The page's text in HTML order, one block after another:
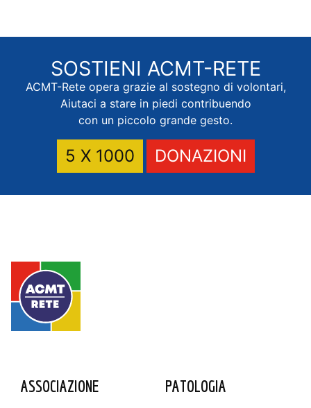
SOSTIENI ACMT-RETE
ACMT-Rete opera grazie al sostegno di volontari,
Aiutaci a stare in piedi contribuendo
con un piccolo grande gesto.
5 X 1000 DONAZIONI
ASSOCIAZIONE PATOLOGIA